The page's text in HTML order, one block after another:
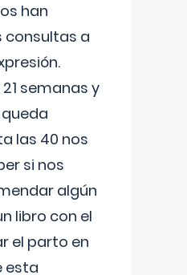
han
consultas a
semanas y
las 40 nos
si nos
algún
libro con el
el parto en
esta